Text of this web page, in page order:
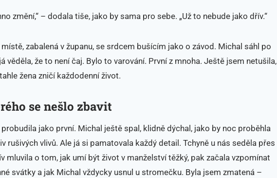
změní,“ – dodala tiše, jako by sama pro sebe. „Už to nebude jako dřív.“
zabalená v županu, se srdcem bušícím jako o závod. Michal sáhl po
věděla, že to není čaj. Bylo to varování. První z mnoha. Ještě jsem netušila,
žena zničí každodenní život.
se nešlo zbavit
probudila jako první. Michal ještě spal, klidně dýchal, jako by noc proběhla
rušivých vlivů. Ale já si pamatovala každý detail. Tchyně u nás seděla přes
mluvila o tom, jak umí být život v manželství těžký, pak začala vzpomínat
svátky a jak Michal vždycky usnul u stromečku. Byla jsem zmatená –